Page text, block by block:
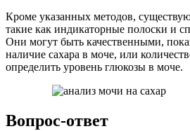
Кроме указанных методов,
такие как индикаторные полоски и
Они могут быть качественными,
наличие сахара в моче, или
определить уровень глюкозы в моче.
Вопрос-ответ